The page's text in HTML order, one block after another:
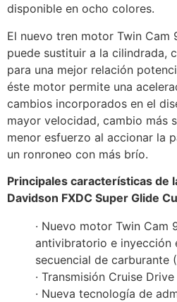
disponible en ocho colores.
El nuevo tren motor Twin Cam
puede sustituir a la cilindrada,
para una mejor relación
éste motor permite una
cambios incorporados en el
mayor velocidad, cambio más
menor esfuerzo al accionar la
un ronroneo con más brío.
Principales características de
Davidson FXDC Super Glide
· Nuevo motor Twin Cam
antivibratorio e inyección
secuencial de carburante
· Transmisión Cruise
· Nueva tecnología de